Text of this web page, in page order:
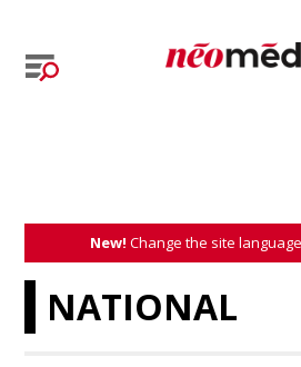
New! Change the site
NATIONAL